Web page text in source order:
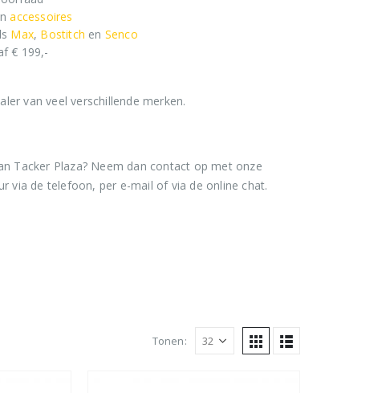
accessoires
Max, Bostitch en Senco
€ 199,-
van veel verschillende merken.
Tacker Plaza? Neem dan contact op met onze
via de telefoon, per e-mail of via de online chat.
Tonen:
(€106,90
€79,95